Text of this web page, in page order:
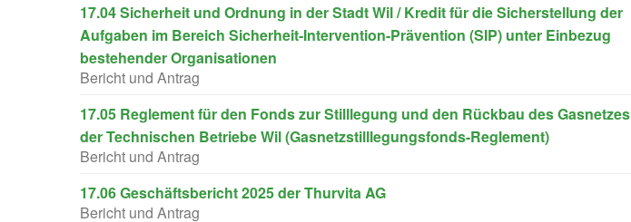
17.04 Sicherheit und Ordnung in der Stadt Wil / Kredit für die Sicherstellung der
Aufgaben im Bereich Sicherheit-Intervention-Prävention (SIP) unter Einbezug
bestehender Organisationen
Bericht und Antrag
17.05 Reglement für den Fonds zur Stilllegung und den Rückbau des Gasnetzes
der Technischen Betriebe Wil (Gasnetzstilllegungsfonds-Reglement)
Bericht und Antrag
17.06 Geschäftsbericht 2025 der Thurvita AG
Bericht und Antrag